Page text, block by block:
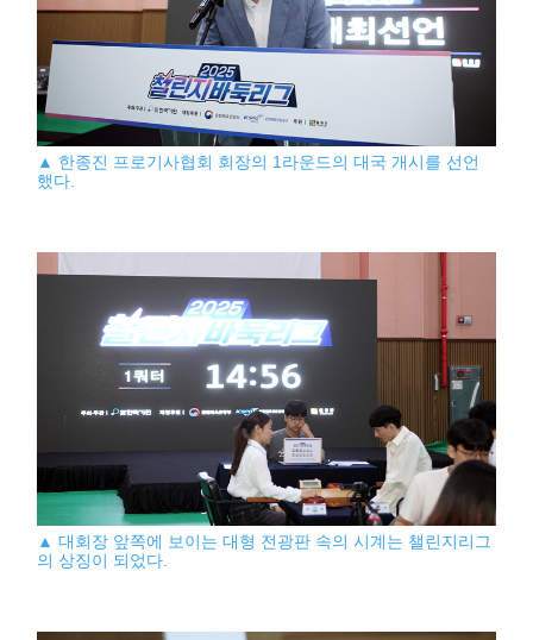
▲ 한종진 프로기사협회 회장의 1라운드의 대국 개시를 선언
했다.
▲ 대회장 앞쪽에 보이는 대형 전광판 속의 시계는 챌린지리그
의 상징이 되었다.